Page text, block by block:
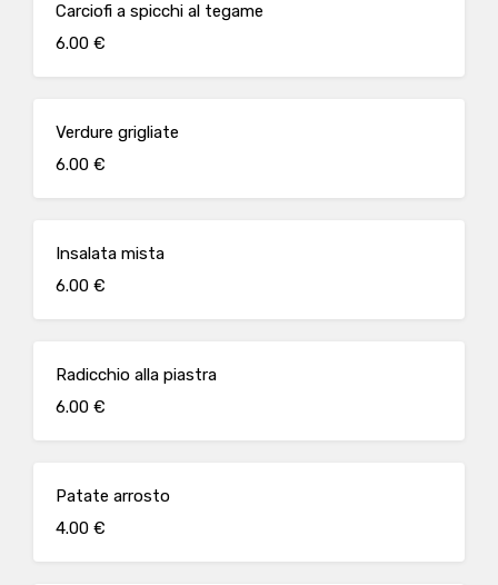
Carciofi a spicchi al tegame
6.00 €
Verdure grigliate
6.00 €
Insalata mista
6.00 €
Radicchio alla piastra
6.00 €
Patate arrosto
4.00 €